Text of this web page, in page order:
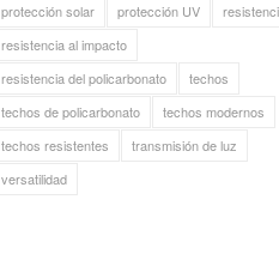
protección solar
protección UV
resistencia al impacto
resistencia del policarbonato
techos
techos de policarbonato
techos modernos
techos resistentes
transmisión de luz
versatilidad